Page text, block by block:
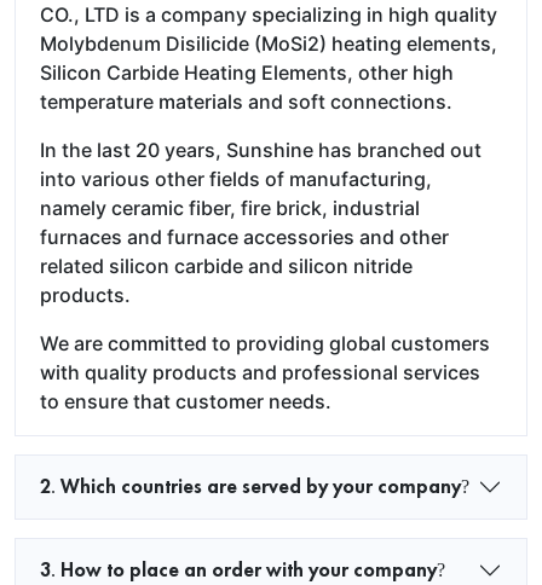
CO., LTD is a company specializing in high quality
Molybdenum Disilicide (MoSi2) heating elements,
Silicon Carbide Heating Elements, other high
temperature materials and soft connections.
In the last 20 years, Sunshine has branched out
into various other fields of manufacturing,
namely ceramic fiber, fire brick, industrial
furnaces and furnace accessories and other
related silicon carbide and silicon nitride
products.
We are committed to providing global customers
with quality products and professional services
to ensure that customer needs.
2. Which countries are served by your company?
3. How to place an order with your company?